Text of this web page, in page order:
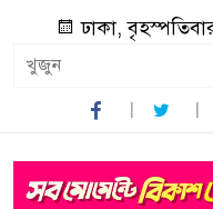
ঢাকা,